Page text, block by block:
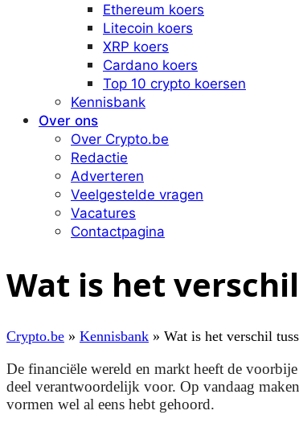
Ethereum koers
Litecoin koers
XRP koers
Cardano koers
Top 10 crypto koersen
Kennisbank
Over ons
Over Crypto.be
Redactie
Adverteren
Veelgestelde vragen
Vacatures
Contactpagina
Wat is het
Crypto.be » Kennisbank » Wat is het verschil
De financiële wereld en markt heeft de
deel verantwoordelijk voor. Op vandaag
vormen wel al eens hebt gehoord.